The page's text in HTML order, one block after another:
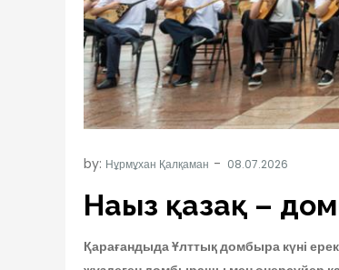
by: Нұрмұхан Қалқаман
Нағыз қазақ –
Қарағандыда Ұлттық домбыра күні